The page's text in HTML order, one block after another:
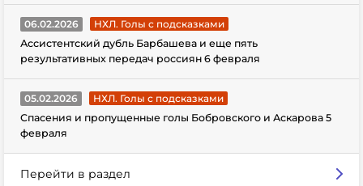
06.02.2026
НХЛ. Голы с подсказками
Ассистентский дубль Барбашева и еще пять
результативных передач россиян 6 февраля
05.02.2026
НХЛ. Голы с подсказками
Спасения и пропущенные голы Бобровского и Аскарова 5
февраля
Перейти в раздел